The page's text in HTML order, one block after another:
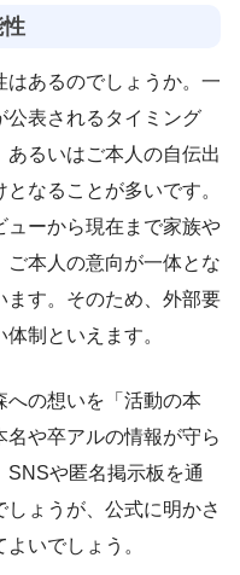
あるのでしょうか。一
公表されるタイミング
るいはご本人の自伝出
なることが多いです。
ューから現在まで家族や
本人の意向が一体とな
ます。そのため、外部要
制といえます。
への想いを「活動の本
や卒アルの情報が守ら
SNSや匿名掲示板を通
ょうが、公式に明かさ
いでしょう。